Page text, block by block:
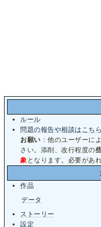
ルール
問題の報告や相談はこちら
お願い ：他のユーザーに
さい。添削、改行程度の
象 となります。必要があ
作品
データ
ストーリー
設定